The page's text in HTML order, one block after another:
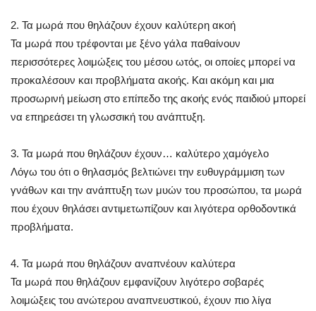
2. Τα μωρά που θηλάζουν έχουν καλύτερη ακοή
Τα μωρά που τρέφονται με ξένο γάλα παθαίνουν
περισσότερες λοιμώξεις του μέσου ωτός, οι οποίες μπορεί να
προκαλέσουν και προβλήματα ακοής. Και ακόμη και μια
προσωρινή μείωση στο επίπεδο της ακοής ενός παιδιού μπορεί
να επηρεάσει τη γλωσσική του ανάπτυξη.
3. Τα μωρά που θηλάζουν έχουν… καλύτερο χαμόγελο
Λόγω του ότι ο θηλασμός βελτιώνει την ευθυγράμμιση των
γνάθων και την ανάπτυξη των μυών του προσώπου, τα μωρά
που έχουν θηλάσει αντιμετωπίζουν και λιγότερα ορθοδοντικά
προβλήματα.
4. Τα μωρά που θηλάζουν αναπνέουν καλύτερα
Τα μωρά που θηλάζουν εμφανίζουν λιγότερο σοβαρές
λοιμώξεις του ανώτερου αναπνευστικού, έχουν πιο λίγα